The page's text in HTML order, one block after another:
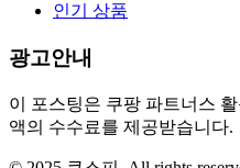
인기 상품
광고안내
이 포스팅은 쿠팡 파트너스
액의 수수료를 제공받습니다.